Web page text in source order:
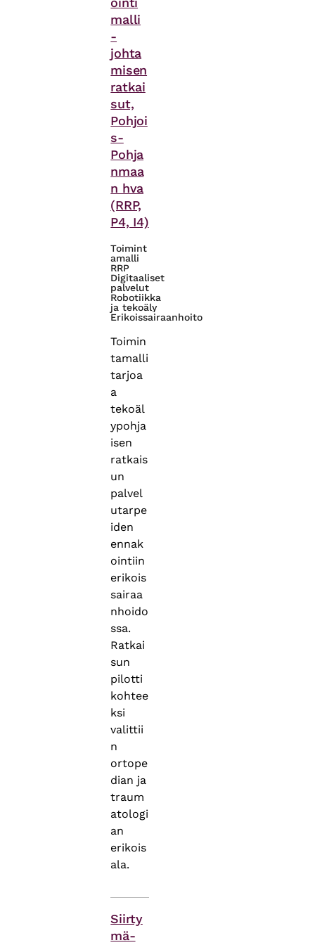
malli
-
johta
misen
ratkai
sut,
Pohjoi
s-
Pohja
nmaa
n hva
(RRP,
P4, I4)
Toimint
amalli
RRP
Digitaaliset
palvelut
Robotiikka
ja tekoäly
Erikoissairaanhoito
Toimin
tamalli
tarjoa
a
tekoäl
ypohja
isen
ratkais
un
palvel
utarpe
iden
ennak
ointiin
erikois
sairaa
nhoido
ssa.
Ratkai
sun
pilotti
kohtee
ksi
valittii
n
ortope
dian ja
traum
atologi
an
erikois
ala.
Siirty
mä-